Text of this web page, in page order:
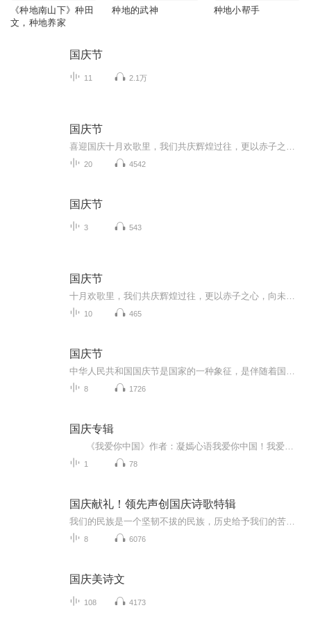
《种地南山下》种田
文，种地养家
种地的武神 种地小帮手
国庆节
11 2.1万
国庆节
20 4542
国庆节
3 543
国庆节
10 465
国庆节
8 1726
国庆专辑
1 78
国庆献礼！领先声创国庆诗歌特辑
8 6076
国庆美诗文
108 4173